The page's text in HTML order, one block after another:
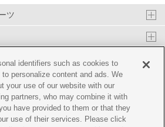
ツ
メント
identifiers such as cookies to
personalize content and ads. We
your use of our website with our
partners, who may combine it with
have provided to them or that they
use of their services. Please click